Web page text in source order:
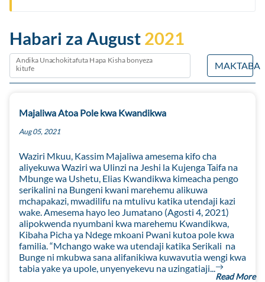
Habari za August 2021
Andika Unachokitafuta Hapa Kisha bonyeza
kitufe
MAKTABA
Majaliwa Atoa Pole kwa Kwandikwa
Aug 05, 2021
Waziri Mkuu, Kassim Majaliwa amesema kifo cha
aliyekuwa Waziri wa Ulinzi na Jeshi la Kujenga Taifa na
Mbunge wa Ushetu, Elias Kwandikwa kimeacha pengo
serikalini na Bungeni kwani marehemu alikuwa
mchapakazi, mwadilifu na mtulivu katika utendaji kazi
wake. Amesema hayo leo Jumatano (Agosti 4, 2021)
alipokwenda nyumbani kwa marehemu Kwandikwa,
Kibaha Picha ya Ndege mkoani Pwani kutoa pole kwa
familia. “Mchango wake wa utendaji katika Serikali na
Bunge ni mkubwa sana alifanikiwa kuwavutia wengi kwa
tabia yake ya upole, unyenyekevu na uzingatiaji...
Read More